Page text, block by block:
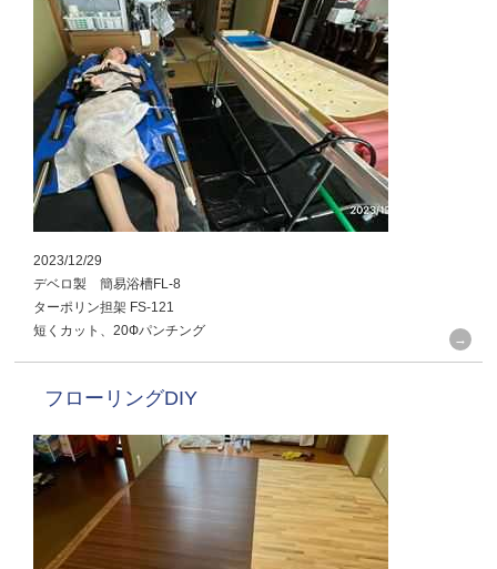
2023/12/29
デベロ製 簡易浴槽FL-8
ターポリン担架 FS-121
短くカット、20Фパンチング
フローリングDIY